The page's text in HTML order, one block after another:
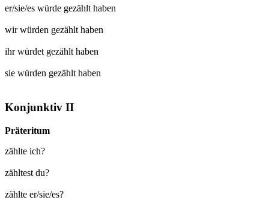
er/sie/es würde gezählthaben
wir würden gezählthaben
ihr würdet gezählthaben
sie würden gezählthaben
Konjunktiv II
Präteritum
zählte ich?
zähltest du?
zählte er/sie/es?